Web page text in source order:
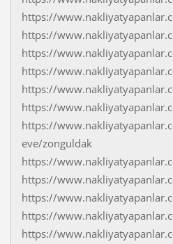
https://
https://
https://
https://
https://
https://
https://
eve/zonguldak
https://
https://
https://
https://
https://